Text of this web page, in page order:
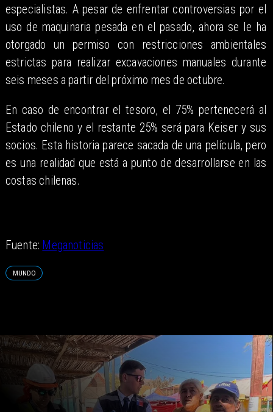
especialistas. A pesar de enfrentar controversias por el
uso de maquinaria pesada en el pasado, ahora se le ha
otorgado un permiso con restricciones ambientales
estrictas para realizar excavaciones manuales durante
seis meses a partir del próximo mes de octubre.
En caso de encontrar el tesoro, el 75% pertenecerá al
Estado chileno y el restante 25% será para Keiser y sus
socios. Esta historia parece sacada de una película, pero
es una realidad que está a punto de desarrollarse en las
costas chilenas.
Fuente: Meganoticias
MUNDO